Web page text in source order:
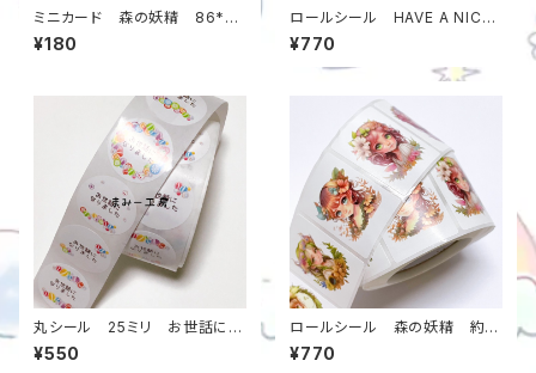
ミニカード 森の妖精 86*54
mm 30枚入り 日本製 メッ
セージカード m0000000081
¥180
ロールシール HAVE A NICE
DAY 約4*3センチ 1巻（約50
0枚） 女の子 くま 当店オリ
ジナル m00000000721
¥770
丸シール 25ミリ お世話にな
りました 1ロール（約500枚）
当店オリジナル m0000000
¥550
ロールシール 森の妖精 約4
*3センチ 1巻（約500枚） 当
店オリジナル m0000000072
¥770